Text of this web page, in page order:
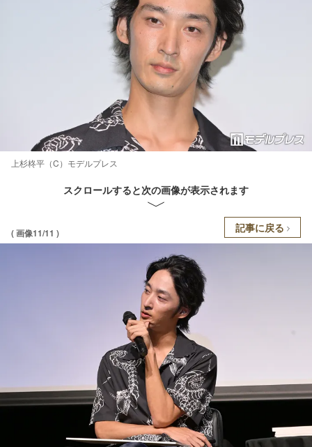
上杉柊平（C）モデルプレス
スクロールすると次の画像が表示されます
( 画像11/11 ) 記事に戻る